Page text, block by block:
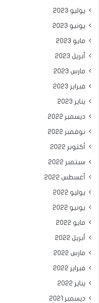
يوليو 2023
يونيو 2023
مايو 2023
أبريل 2023
مارس 2023
فبراير 2023
يناير 2023
ديسمبر 2022
نوفمبر 2022
أكتوبر 2022
سبتمبر 2022
أغسطس 2022
يوليو 2022
يونيو 2022
مايو 2022
أبريل 2022
مارس 2022
فبراير 2022
يناير 2022
ديسمبر 2021